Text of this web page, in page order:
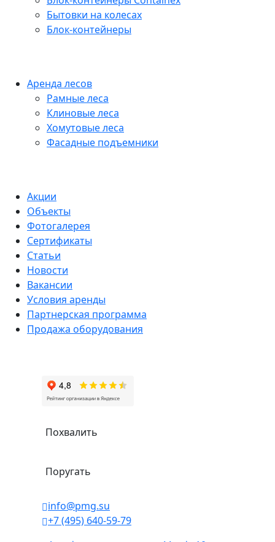
Бытовки на колесах
Блок-контейнеры
Аренда лесов
Рамные леса
Клиновые леса
Хомутовые леса
Фасадные подъемники
Акции
Объекты
Фотогалерея
Сертификаты
Статьи
Новости
Вакансии
Условия аренды
Партнерская программа
Продажа оборудования
Похвалить
Поругать
info@pmg.su
+7 (495) 640-59-79